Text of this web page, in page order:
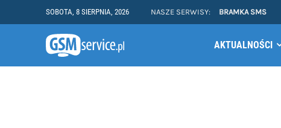
SOBOTA, 8 SIERPNIA, 2026 NASZE SERWISY: BRAMKA SMS
AKTUALNOŚCI